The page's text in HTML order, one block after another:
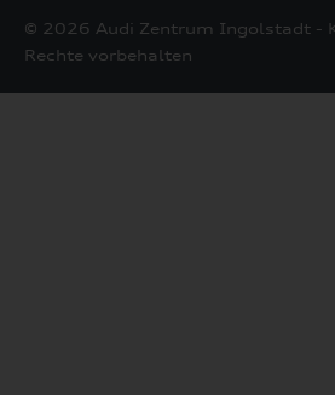
© 2026 Audi Zentrum Ingolstadt -
Rechte vorbehalten